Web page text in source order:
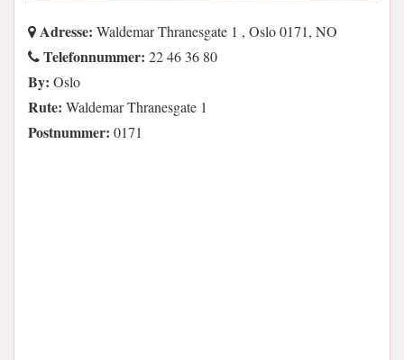
Adresse: Waldemar Thranesgate 1 , Oslo 0171, NO
Telefonnummer: 22 46 36 80
By: Oslo
Rute: Waldemar Thranesgate 1
Postnummer: 0171